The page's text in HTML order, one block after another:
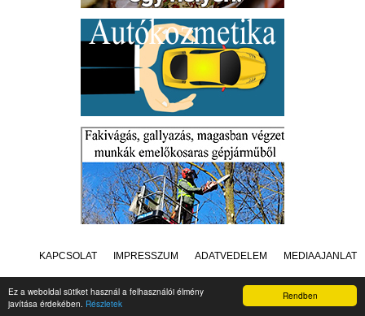
Rendben
Ez a weboldal sütiket használ a felhasználói élmény
javítása érdekében. Részletek
KAPCSOLAT IMPRESSZUM ADATVÉDELEM MÉDIAAJÁNLAT
Készítette:Raster Studio